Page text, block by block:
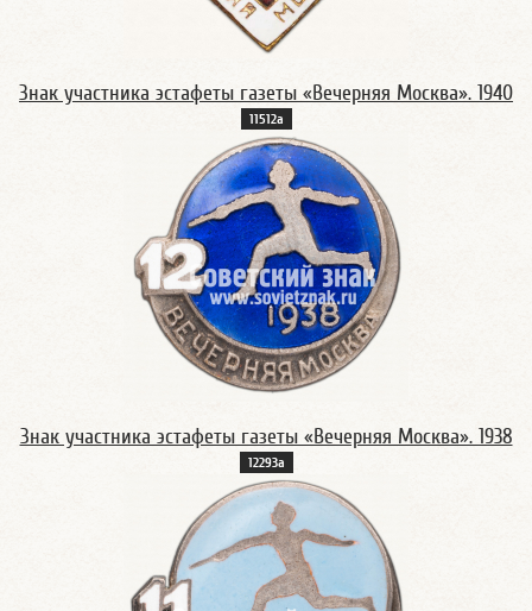
Знак участника эстафеты газеты «Вечерняя Москва». 1940
11512а
Знак участника эстафеты газеты «Вечерняя Москва». 1938
12293а